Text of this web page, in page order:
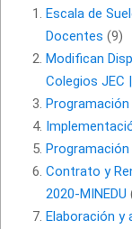
Escala de
Docentes (9)
Modifican
Colegios JEC
Contrato y
2020-MINEDU
Elaboración y